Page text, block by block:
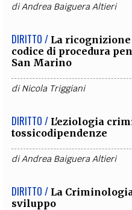
diAndrea Baiguera Altieri
DIRITTO / La ricognizione
codice di procedura
San Marino
diNicola Triggiani
DIRITTO / L'eziologia
tossicodipendenze
diAndrea Baiguera Altieri
DIRITTO / La
sviluppo